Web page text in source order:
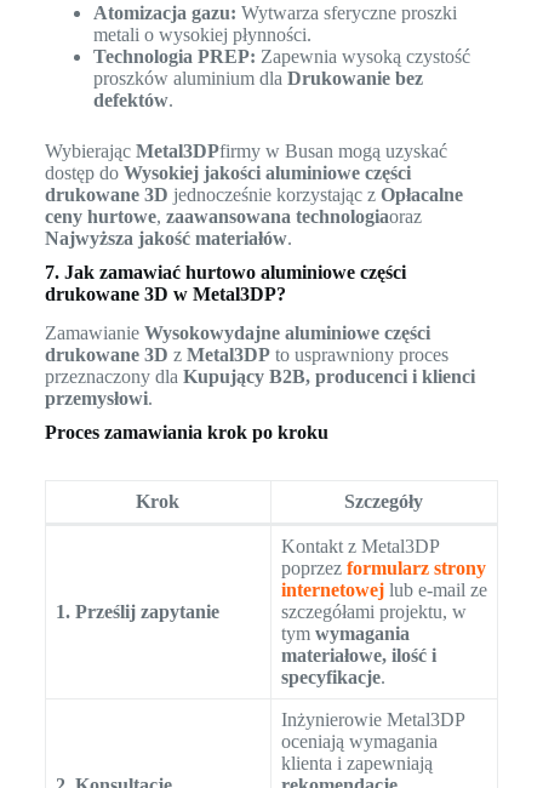
Atomizacja gazu: Wytwarza sferyczne proszki
metali o wysokiej płynności.
Technologia PREP: Zapewnia wysoką czystość
proszków aluminium dla Drukowanie bez
defektów.
Wybierając Metal3DPfirmy w Busan mogą uzyskać
dostęp do Wysokiej jakości aluminiowe części
drukowane 3D jednocześnie korzystając z Opłacalne
ceny hurtowe, zaawansowana technologiaoraz
Najwyższa jakość materiałów.
7. Jak zamawiać hurtowo aluminiowe części
drukowane 3D w Metal3DP?
Zamawianie Wysokowydajne aluminiowe części
drukowane 3D z Metal3DPto usprawniony proces
przeznaczony dla Kupujący B2B, producenci i klienci
przemysłowi.
Proces zamawiania krok po kroku
Krok Szczegóły
1. Prześlij zapytanie
Kontakt z Metal3DP
poprzez formularz strony
internetowejlub e-mail ze
szczegółami projektu, w
tym wymagania
materiałowe, ilość i
specyfikacje.
Inżynierowie Metal3DP
oceniają wymagania
klienta i zapewniają